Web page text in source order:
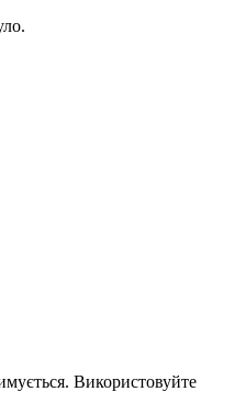
Використовуйте